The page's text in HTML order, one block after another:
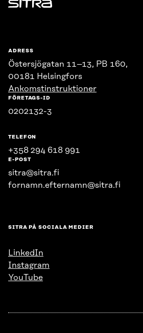
Sitra
ADRESS
Östersjögatan 11–13, PB 160,
00181 Helsingfors
Ankomstinstruktioner
FÖRETAGS-ID
0202132-3
TELEFON
+358 294 618 991
E-POST
sitra@sitra.fi
fornamn.efternamn@sitra.fi
SITRA PÅ SOCIALA MEDIER
LinkedIn
Instagram
YouTube